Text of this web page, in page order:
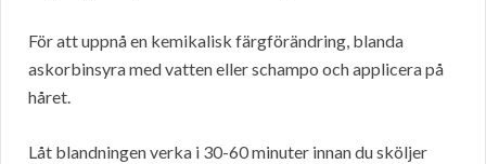
För att uppnå en kemikalisk färgförändring, blanda
askorbinsyra med vatten eller schampo och applicera på
håret.
Låt blandningen verka i 30-60 minuter innan du sköljer